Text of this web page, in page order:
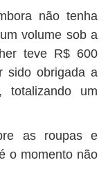
não tenha
volume sob a
teve R$ 600
sido obrigada a
um
as roupas e
o momento não